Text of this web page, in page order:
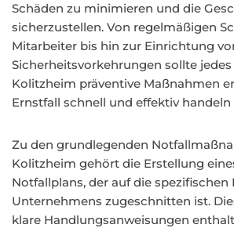
Schäden zu minimieren und die
sicherzustellen. Von regelmäßigen
Mitarbeiter bis hin zur Einrichtung
Sicherheitsvorkehrungen sollte
Kolitzheim präventive Maßnahmen
Ernstfall schnell und effektiv handeln
Zu den grundlegenden
Kolitzheim gehört die Erstellung
Notfallplans, der auf die spezifischen
Unternehmens zugeschnitten ist.
klare Handlungsanweisungen